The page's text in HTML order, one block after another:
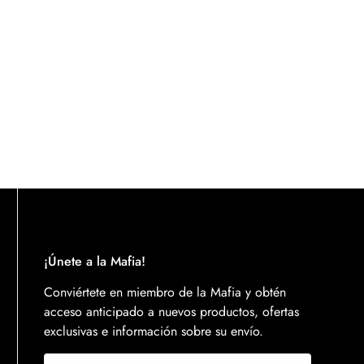
¡Únete a la Mafia!
Conviértete en miembro de la Mafia y obtén
acceso anticipado a nuevos productos, ofertas
exclusivas e información sobre su envío.